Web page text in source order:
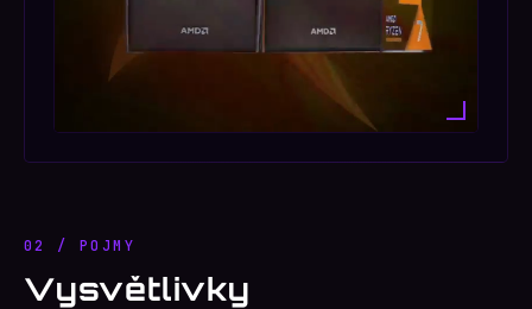
02 / POJMY
Vysvětlivky